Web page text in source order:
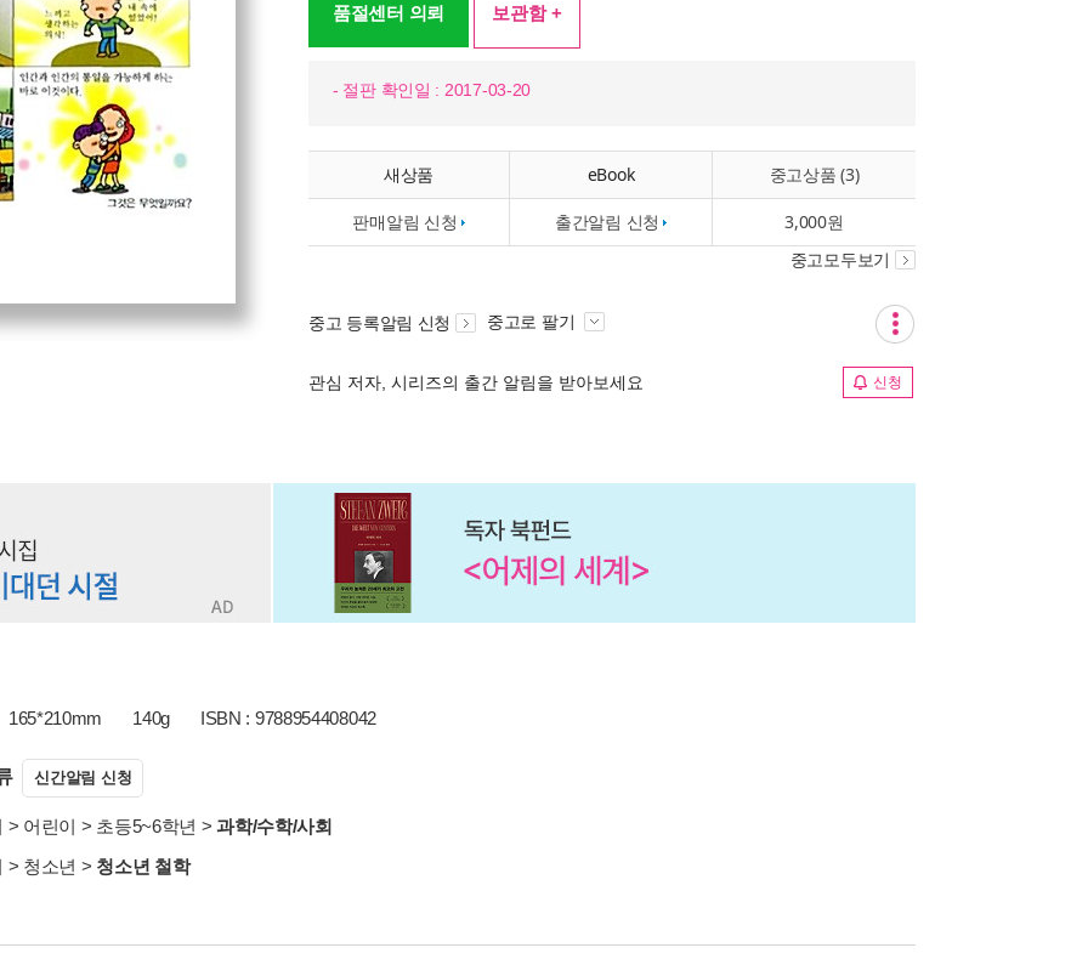
품절센터 의뢰 보관함 +
- 절판 확인일 : 2017-03-20
새상품 eBook 중고상품 (3)
판매알림 신청 출간알림 신청 3,000원
중고모두보기
중고 등록알림 신청 중고로 팔기
관심 저자, 시리즈의 출간 알림을 받아보세요 신청
165*210mm 140g ISBN : 9788954408042
신간알림 신청
> 어린이 > 초등5~6학년 >과학/수학/사회
> 청소년 > 청소년 철학